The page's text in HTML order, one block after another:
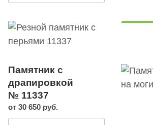
Памятник с
драпировкой
№ 11337
от 30 650 руб.